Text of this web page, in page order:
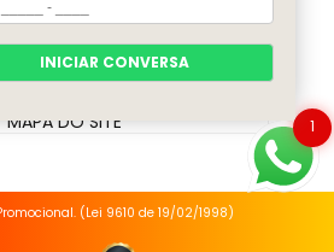
PRODUTOS
CATEGORIAS
CONTATO
MAPA DO SITE
(Lei 9610 de 19/02/1998)
1
INICIAR CONVERSA